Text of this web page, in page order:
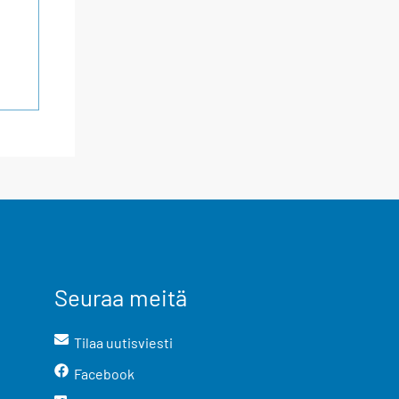
Seuraa meitä
Tilaa uutisviesti
Facebook